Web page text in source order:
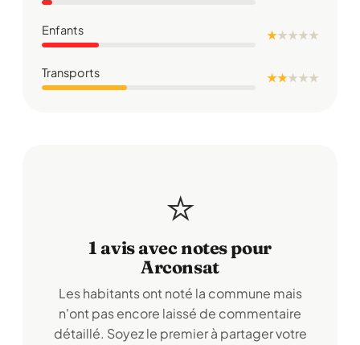
Enfants ★★★★★
Transports ★ ★★★★
⭐
1 avis avec notes pour
Arconsat
Les habitants ont noté la commune mais
n'ont pas encore laissé de commentaire
détaillé. Soyez le premier à partager votre